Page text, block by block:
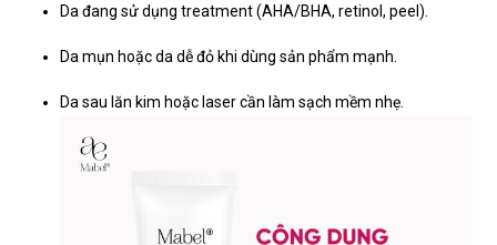
Da đang sử dụng treatment (AHA/BHA, retinol, peel).
Da mụn hoặc da dễ đỏ khi dùng sản phẩm mạnh.
Da sau lăn kim hoặc laser cần làm sạch mềm nhẹ.